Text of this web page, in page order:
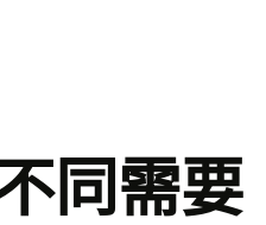
同需要